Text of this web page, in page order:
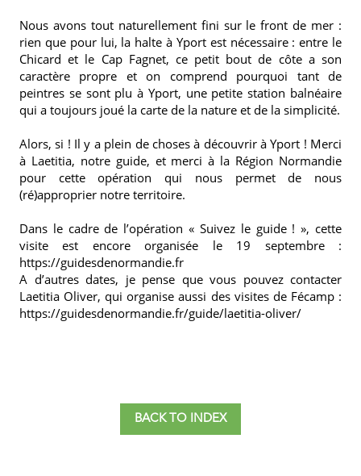
Nous avons tout naturellement fini sur le front de mer :
rien que pour lui, la halte à Yport est nécessaire : entre le
Chicard et le Cap Fagnet, ce petit bout de côte a son
caractère propre et on comprend pourquoi tant de
peintres se sont plu à Yport, une petite station balnéaire
qui a toujours joué la carte de la nature et de la simplicité.
Alors, si ! Il y a plein de choses à découvrir à Yport ! Merci
à Laetitia, notre guide, et merci à la Région Normandie
pour cette opération qui nous permet de nous
(ré)approprier notre territoire.
Dans le cadre de l’opération « Suivez le guide ! », cette
visite est encore organisée le 19 septembre :
https://guidesdenormandie.fr
A d’autres dates, je pense que vous pouvez contacter
Laetitia Oliver, qui organise aussi des visites de Fécamp :
https://guidesdenormandie.fr/guide/laetitia-oliver/
BACK TO INDEX